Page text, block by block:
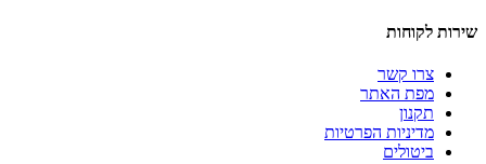
שירות לקוחות
צרו קשר
מפת האתר
תקנון
מדיניות הפרטיות
ביטולים